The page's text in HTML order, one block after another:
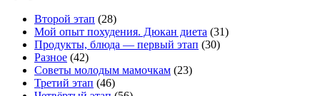
Второй этап (28)
Мой опыт похудения. Дюкан диета (31)
Продукты, блюда — первый этап (30)
Разное (42)
Советы молодым мамочкам (23)
Третий этап (46)